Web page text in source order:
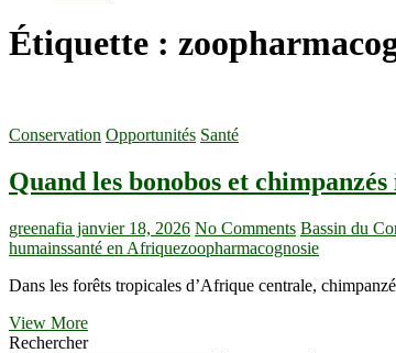
Étiquette :
Conservation Opportunités Santé
Quand les bonobos et
greenafia janvier 18, 2026 No Comments Bassin du
humainssanté en Afriquezoopharmacognosie
Dans les forêts tropicales d’Afrique centrale,
View MoreQuand
les
Rechercher